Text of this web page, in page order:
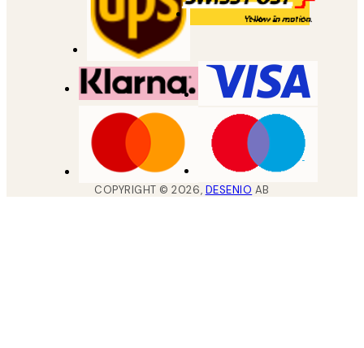
COPYRIGHT ©2026, DESENIO AB